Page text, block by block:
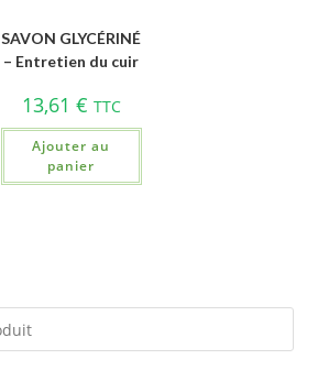
SAVON GLYCÉRINÉ
– Entretien du cuir
13,61 € TTC
Ajouter au
panier